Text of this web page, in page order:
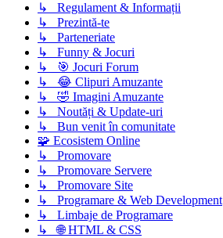
↳ Regulament & Informații
↳ Prezintă-te
↳ Parteneriate
↳ Funny & Jocuri
↳ 🎯 Jocuri Forum
↳ 😂 Clipuri Amuzante
↳ 🤣 Imagini Amuzante
↳ Noutăți & Update-uri
↳ Bun venit în comunitate
🧩 Ecosistem Online
↳ Promovare
↳ Promovare Servere
↳ Promovare Site
↳ Programare & Web Development
↳ Limbaje de Programare
↳ 🌐 HTML & CSS